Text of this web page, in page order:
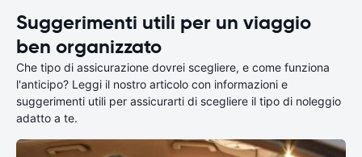
Suggerimenti utili per un viaggio
ben organizzato
Che tipo di assicurazione dovrei scegliere, e come funziona
l'anticipo? Leggi il nostro articolo con informazioni e
suggerimenti utili per assicurarti di scegliere il tipo di noleggio
adatto a te.